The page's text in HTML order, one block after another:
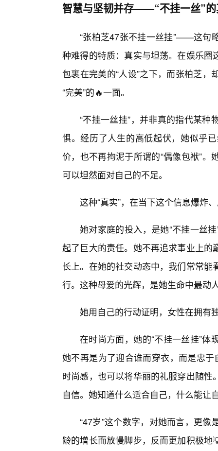
智慧与坚韧并存——“不挂一丝”的
“张柏芝47张不挂一丝挂”——这句
种难得的特质：真实与坦荡。在娱乐
包裹在完美的“人设”之下，而张柏芝
“完美”的🔥一面。
“不挂一丝挂”，并非真的指代某
惧。经历了人生的高低起伏，她似乎
价，也不再拘泥于所谓的“偶像包袱”
可以坦然面对自己的不足。
这种“真实”，在当下这个信息爆炸
她对家庭的投入，是她“不挂一丝
起了巨大的责任。她不再追求事业上
长上。在她的社交动态中，我们常常
行。这种母爱的光辉，是她生命中最动
她用自己的行动证明，女性在拥有
在时尚方面，她的“不挂一丝挂”
她不再是为了迎合谁而穿衣，而是忠
时尚感，也可以将华丽的礼服穿出随
自信。她知道什么适合自己，什么能让
“47岁”这个数字，对她而言，更
龄的增长而放慢脚步，反而更加积极